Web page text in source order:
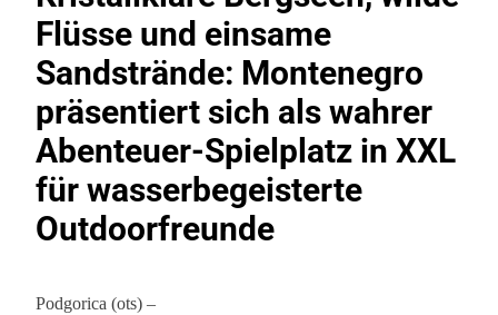
Flüsse und einsame
Sandstrände: Montenegro
präsentiert sich als wahrer
Abenteuer-Spielplatz in XXL
für wasserbegeisterte
Outdoorfreunde
Podgorica (ots) –